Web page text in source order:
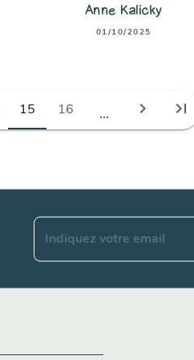
Anne Kalicky
01/10/2025
15 16 ... chevron_right last_page
Indiquez votre email